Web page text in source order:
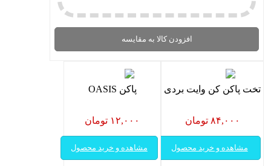
افزودن کالا به مقایسه
تخت پاکن کن وایت بردی
۸۴,۰۰۰ تومان
مشاهده و خرید محصول
پاکن OASIS
۱۲,۰۰۰ تومان
مشاهده و خرید محصول